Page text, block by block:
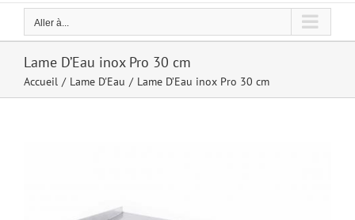
Aller à...
Lame D’Eau inox Pro 30 cm
Accueil Lame D'Eau Lame D’Eau inox Pro 30 cm